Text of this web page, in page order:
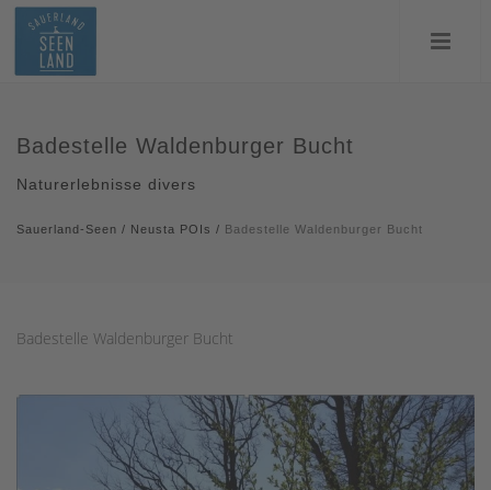
Badestelle Waldenburger Bucht
Naturerlebnisse divers
Sauerland-Seen / Neusta POIs / Badestelle Waldenburger Bucht
Badestelle Waldenburger Bucht